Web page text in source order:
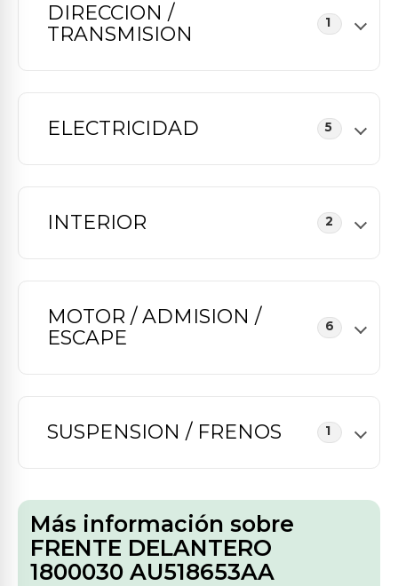
DIRECCION /
TRANSMISION
1
ELECTRICIDAD 5
INTERIOR 2
MOTOR / ADMISION /
ESCAPE
6
SUSPENSION / FRENOS 1
Más información sobre
FRENTE DELANTERO
1800030 AU518653AA